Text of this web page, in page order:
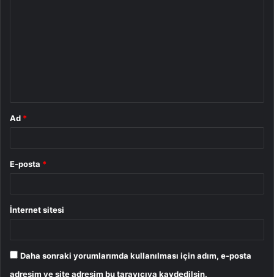
Ad *
E-posta *
İnternet sitesi
Daha sonraki yorumlarımda kullanılması için adım, e-posta
adresim ve site adresim bu tarayıcıya kaydedilsin.